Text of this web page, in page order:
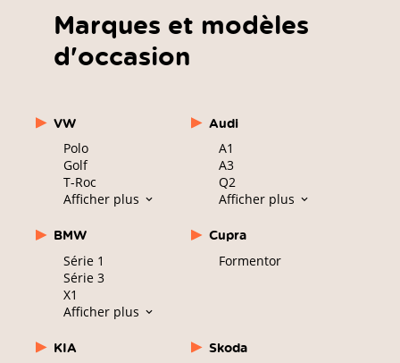
Marques et modèles
d'occasion
VW
Polo
Golf
T-Roc
Afficher plus
Audi
A1
A3
Q2
Afficher plus
BMW
Série 1
Série 3
X1
Afficher plus
Cupra
Formentor
KIA
Skoda